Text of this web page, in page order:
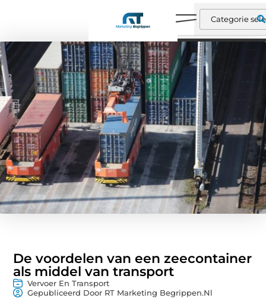
De voordelen van een zeecontainer
als middel van transport
Vervoer En Transport
Gepubliceerd Door RT Marketing Begrippen.nl